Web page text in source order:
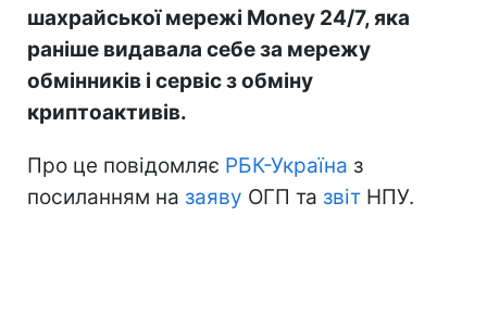
шахрайської мережі Money 24/7, яка
раніше видавала себе за мережу
обмінників і сервіс з обміну
криптоактивів.
Про це повідомляє РБК-Україна з
посиланням на заяву ОГП та звіт НПУ.